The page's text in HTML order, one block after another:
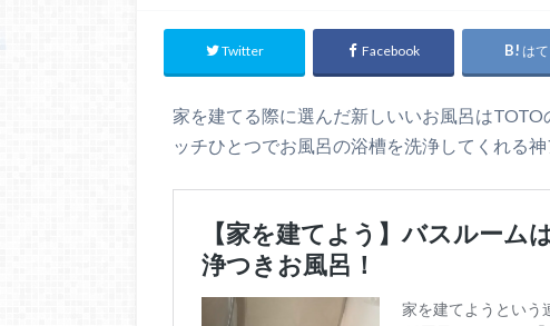
Twitter Facebook は
家を建てる際に選んだ新しいいお風呂は
ッチひとつでお風呂の浴槽を洗浄してくれる神